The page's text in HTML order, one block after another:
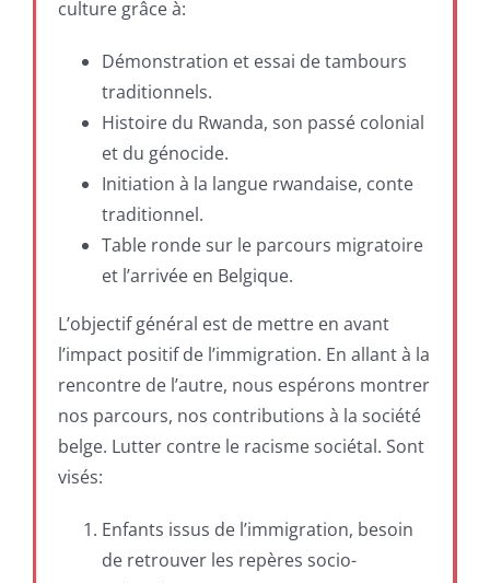
culture grâce à:
Démonstration et essai de tambours
traditionnels.
Histoire du Rwanda, son passé colonial
et du génocide.
Initiation à la langue rwandaise, conte
traditionnel.
Table ronde sur le parcours migratoire
et l’arrivée en Belgique.
L’objectif général est de mettre en avant
l’impact positif de l’immigration. En allant à la
rencontre de l’autre, nous espérons montrer
nos parcours, nos contributions à la société
belge. Lutter contre le racisme sociétal. Sont
visés:
Enfants issus de l’immigration, besoin
de retrouver les repères socio-